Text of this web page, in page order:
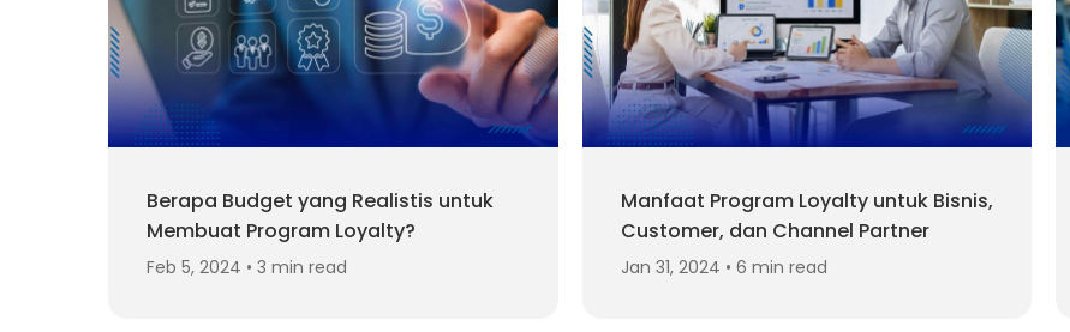
Berapa Budget yang Realistis untuk
Membuat Program Loyalty?
Feb 5, 2024 • 3 min read
Manfaat Program Loyalty untuk Bisnis,
Customer, dan Channel Partner
Jan 31, 2024 • 6 min read